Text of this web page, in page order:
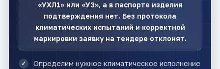
«УХЛ1» или «У3», а в паспорте изделия
подтверждения нет. Без протокола
климатических испытаний и корректной
маркировки заявку на тендере отклонят.
Определим нужное климатическое исполнение